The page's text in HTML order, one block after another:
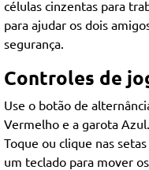
células cinzentas para
para ajudar os dois
segurança.
Controles de
Use o botão de
Vermelho e a garota Azul.
Toque ou clique nas
um teclado para mover